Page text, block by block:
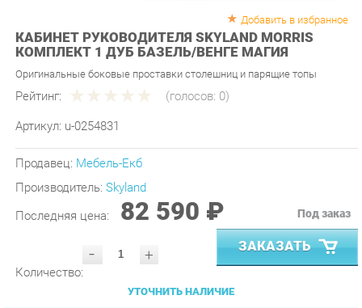
КАБИНЕТ РУКОВОДИТЕЛЯ SKYLAND MORRIS
КОМПЛЕКТ 1 ДУБ БАЗЕЛЬ/ВЕНГЕ МАГИЯ
Оригинальные боковые проставки столешниц и парящие топы
Рейтинг: (голосов:0)
u-0254831
Производитель:Skyland
Последняя цена: 82 590 ₽
- ЗАКАЗАТЬ
УТОЧНИТЬ НАЛИЧИЕ
ПРИГЛАСИТЬ ЗАМЕРЩИКА